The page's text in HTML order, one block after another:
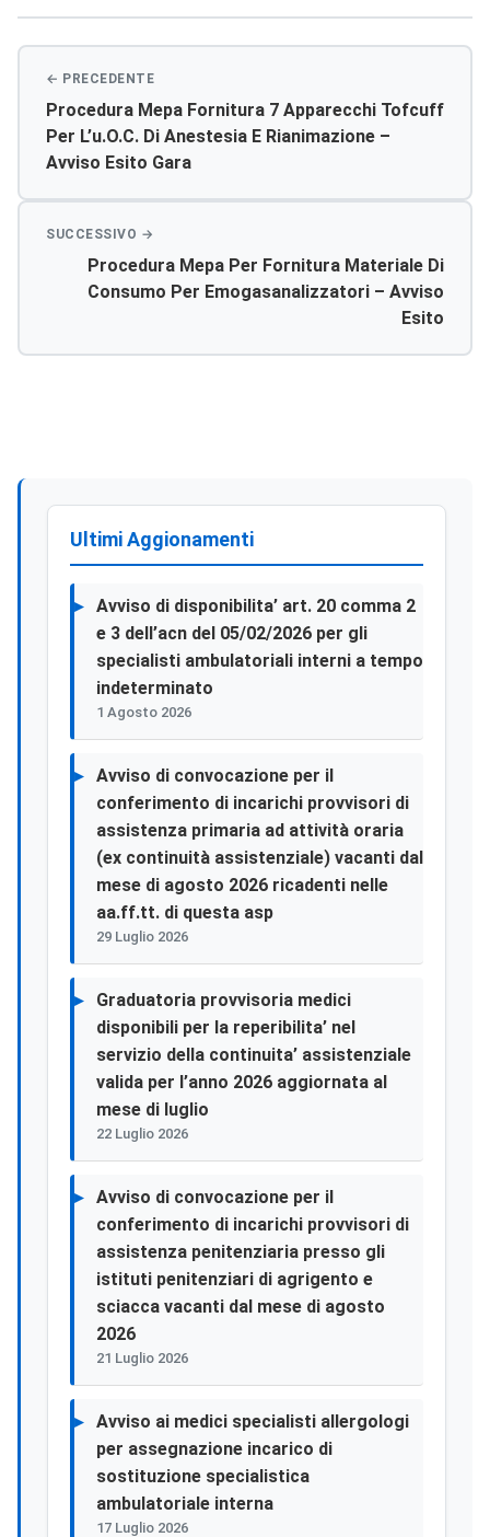
Procedura Mepa Fornitura 7 Apparecchi Tofcuff
Per L’u.o.c. Di Anestesia E Rianimazione –
Avviso Esito Gara
Procedura Mepa Per Fornitura Materiale Di
Consumo Per Emogasanalizzatori – Avviso
Esito
Ultimi Aggionamenti
Avviso di disponibilita’ art. 20 comma 2
e 3 dell’acn del 05/02/2026 per gli
specialisti ambulatoriali interni a tempo
indeterminato
1 Agosto 2026
Avviso di convocazione per il
conferimento di incarichi provvisori di
assistenza primaria ad attività oraria
(ex continuità assistenziale) vacanti dal
mese di agosto 2026 ricadenti nelle
aa.ff.tt. di questa asp
29 Luglio 2026
Graduatoria provvisoria medici
disponibili per la reperibilita’ nel
servizio della continuita’ assistenziale
valida per l’anno 2026 aggiornata al
mese di luglio
22 Luglio 2026
Avviso di convocazione per il
conferimento di incarichi provvisori di
assistenza penitenziaria presso gli
istituti penitenziari di agrigento e
sciacca vacanti dal mese di agosto
2026
21 Luglio 2026
Avviso ai medici specialisti allergologi
per assegnazione incarico di
sostituzione specialistica
ambulatoriale interna
17 Luglio 2026